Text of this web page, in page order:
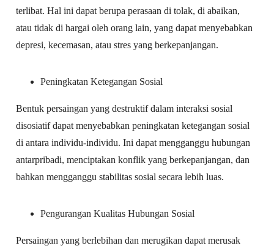
terlibat. Hal ini dapat berupa perasaan di tolak, di abaikan,
atau tidak di hargai oleh orang lain, yang dapat menyebabkan
depresi, kecemasan, atau stres yang berkepanjangan.
Peningkatan Ketegangan Sosial
Bentuk persaingan yang destruktif dalam interaksi sosial
disosiatif dapat menyebabkan peningkatan ketegangan sosial
di antara individu-individu. Ini dapat mengganggu hubungan
antarpribadi, menciptakan konflik yang berkepanjangan, dan
bahkan mengganggu stabilitas sosial secara lebih luas.
Pengurangan Kualitas Hubungan Sosial
Persaingan yang berlebihan dan merugikan dapat merusak